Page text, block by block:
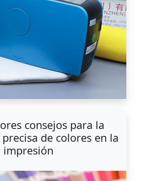
consejos para la
de colores en la
impresión